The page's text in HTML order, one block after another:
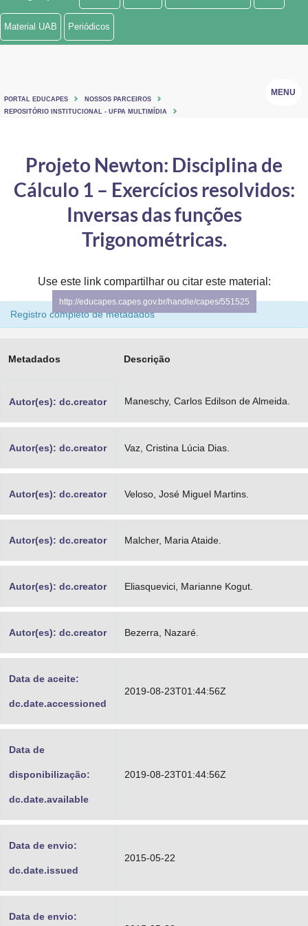
Ministério de Minas e Energia
Ministério do Turismo
Controladoria-Geral da União
Gabinete de Segurança Institucional
Advocacia-Geral da União
MENU
Material UAB Periódicos
PORTAL EDUCAPES
NOSSOS PARCEIROS
REPOSITÓRIO INSTITUCIONAL - UFPA MULTIMÍDIA
Projeto Newton: Disciplina de
Cálculo 1 – Exercícios resolvidos:
Inversas das funções
Trigonométricas.
Use este link compartilhar ou citar este material:
http://educapes.capes.gov.br/handle/capes/551525
Registro completo de metadados
Metadados Descrição
Autor(es): dc.creator Maneschy, Carlos Edilson de Almeida.
Autor(es): dc.creator Vaz, Cristina Lúcia Dias.
Autor(es): dc.creator Veloso, José Miguel Martins.
Autor(es): dc.creator Malcher, Maria Ataide.
Autor(es): dc.creator Eliasquevici, Marianne Kogut.
Autor(es): dc.creator Bezerra, Nazaré.
Data de aceite:
dc.date.accessioned
2019-08-23T01:44:56Z
Data de
disponibilização:
dc.date.available
2019-08-23T01:44:56Z
Data de envio:
dc.date.issued
2015-05-22
Data de envio: